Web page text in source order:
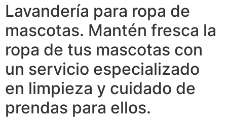
Lavandería para ropa de
mascotas. Mantén fresca la
ropa de tus mascotas con
un servicio especializado
en limpieza y cuidado de
prendas para ellos.